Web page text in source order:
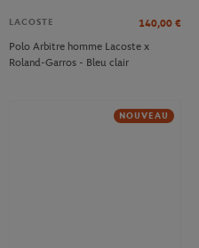
LACOSTE 140,00 €
Polo Arbitre homme Lacoste x
Roland-Garros - Bleu clair
NOUVEAU